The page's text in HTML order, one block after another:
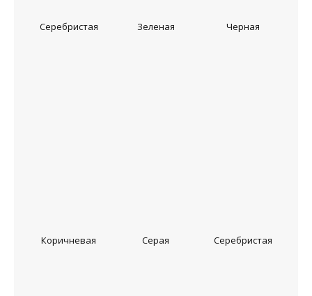
Серебристая Зеленая Черная
Коричневая Серая Серебристая